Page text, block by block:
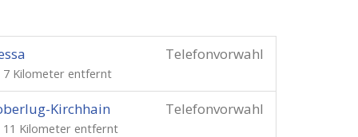
Telefonvorwahl
7 Kilometer entfernt
Telefonvorwahl
Kirchhain
11 Kilometer entfernt